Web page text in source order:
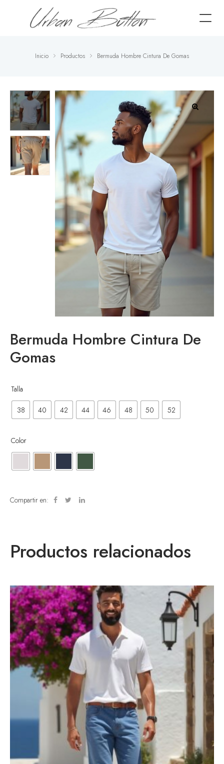
Inicio Productos Bermuda Hombre Cintura De Gomas
Bermuda Hombre Cintura De
Gomas
Talla
38 40 42 44 46 48 50 52
Color
Compartir en:
Productos relacionados